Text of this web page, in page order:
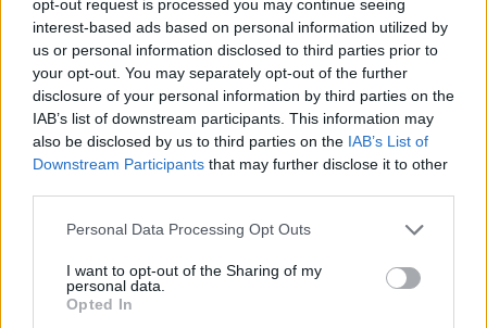
opt-out request is processed you may continue seeing
interest-based ads based on personal information utilized by
us or personal information disclosed to third parties prior to
your opt-out. You may separately opt-out of the further
disclosure of your personal information by third parties on the
IAB’s list of downstream participants. This information may
also be disclosed by us to third parties on the IAB’s List of
Downstream Participants that may further disclose it to other
Please note that this website/app uses one or more Google
not limited to your visit or usage behaviour. You may click to
grant or deny consent to Google and its third-party tags to
use your data for below specified purposes in below Google
Personal Data Processing Opt Outs
I want to opt-out of the Sharing of my
personal data.
Opted In